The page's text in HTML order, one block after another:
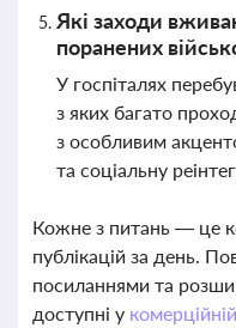
Які заходи
поранених
У госпіталях
з яких багато
з особливим
та соціальну
Кожне з питань — це
публікацій за день.
посиланнями та
доступні у